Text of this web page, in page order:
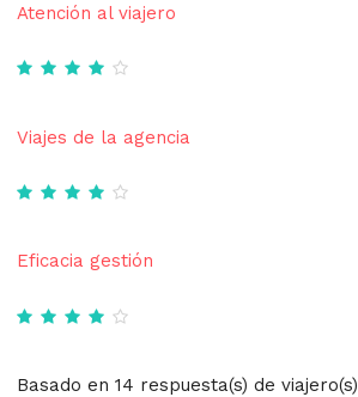
Atención al viajero
Viajes de la agencia
Eficacia gestión
Basado en 14 respuesta(s) de viajero(s)